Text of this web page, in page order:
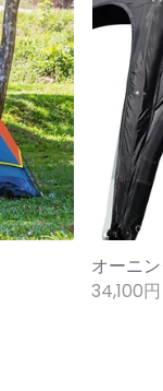
オーニ
34,100円